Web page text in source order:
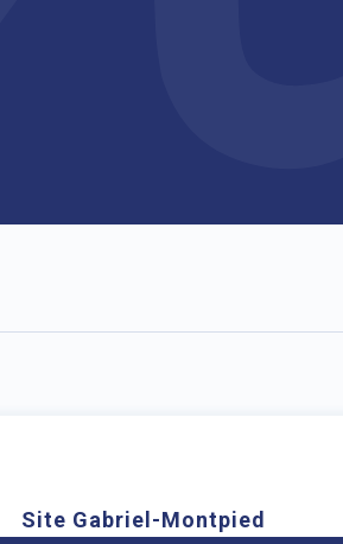
Site Gabriel-MontpiedCookies